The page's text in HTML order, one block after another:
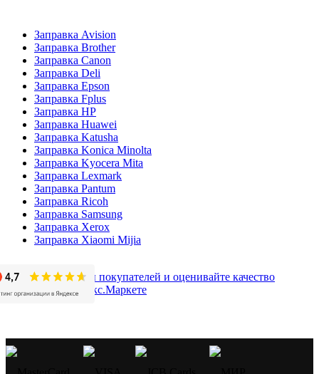
Заправка Avision
Заправка Brother
Заправка Canon
Заправка Deli
Заправка Epson
Заправка Fplus
Заправка HP
Заправка Huawei
Заправка Katusha
Заправка Konica Minolta
Заправка Kyocera Mita
Заправка Lexmark
Заправка Pantum
Заправка Ricoh
Заправка Samsung
Заправка Xerox
Заправка Xiaomi Mijia